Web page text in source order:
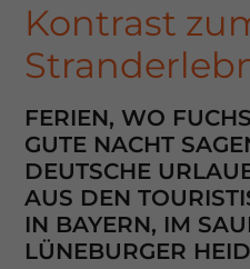
Kontrast
FERIEN, WO
GUTE NACHT
DEUTSCHE
AUS DEN
IN BAYERN, IM
LÜNEBURGER